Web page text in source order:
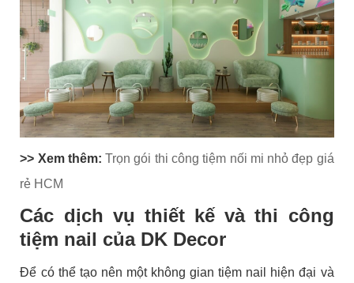
>> Xem thêm: Trọn gói thi công tiệm nối mi nhỏ đẹp giá
rẻ HCM
Các dịch vụ thiết kế và thi công
tiệm nail của DK Decor
Để có thể tạo nên một không gian tiệm nail hiện đại và